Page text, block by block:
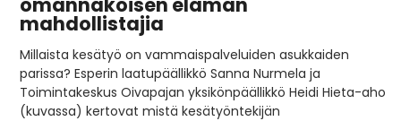
mahdollistajia
Millaista kesätyö on vammaispalveluiden asukkaiden
parissa? Esperin laatupäällikkö Sanna Nurmela ja
Toimintakeskus Oivapajan yksikönpäällikkö Heidi Hieta-aho
(kuvassa) kertovat mistä kesätyöntekijän